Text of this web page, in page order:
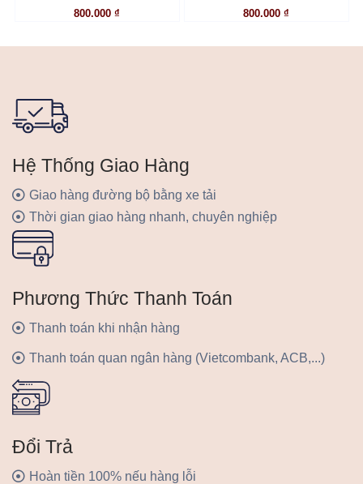
800.000 ₫
800.000 ₫
Hệ Thống Giao Hàng
Giao hàng đường bộ bằng xe tải
Thời gian giao hàng nhanh, chuyên nghiệp
Phương Thức Thanh Toán
Thanh toán khi nhận hàng
Thanh toán quan ngân hàng (Vietcombank, ACB,...)
Đổi Trả
Hoàn tiền 100% nếu hàng lỗi